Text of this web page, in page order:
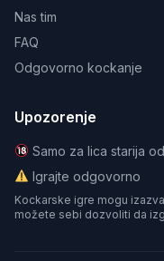
Nas tim
FAQ
Odgovorno kockanje
Upozorenje
Samo za lica starija
Igrajte odgovorno
Kockarske igre mogu
možete sebi dozvoliti da